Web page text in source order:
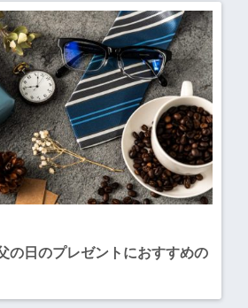
の日のプレゼントにおすすめの